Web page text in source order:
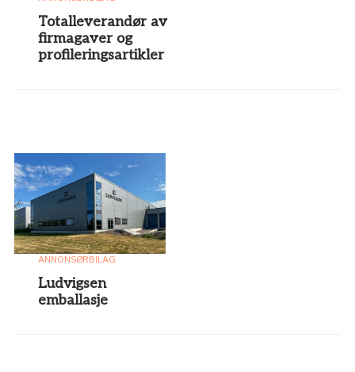
Totalleverandør av
firmagaver og
profileringsartikler
ANNONSØRBILAG
Ludvigsen
emballasje